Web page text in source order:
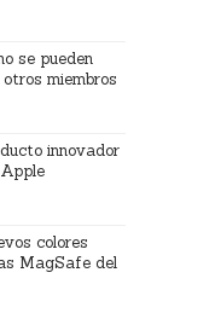
se pueden
miembros
innovador
colores
MagSafe del